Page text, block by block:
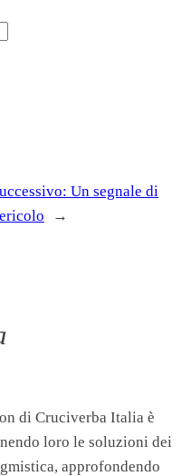
Un segnale di
→
di Cruciverba Italia è
loro le soluzioni dei
approfondendo